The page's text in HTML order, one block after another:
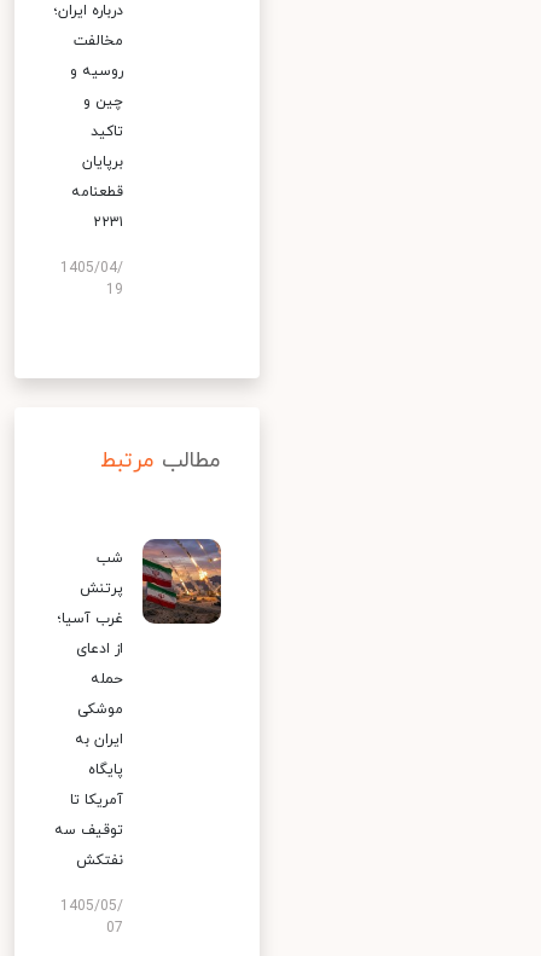
درباره ایران؛
مخالفت
روسیه و
چین و
تاکید
برپایان
قطعنامه
۲۲۳۱
1405/04/
19
مطالب مرتبط
شب
پرتنش
غرب آسیا؛
از ادعای
حمله
موشکی
ایران به
پایگاه
آمریکا تا
توقیف سه
نفتکش
1405/05/
07